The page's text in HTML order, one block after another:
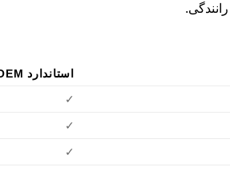
استاندارد OEM
✓
✓
✓